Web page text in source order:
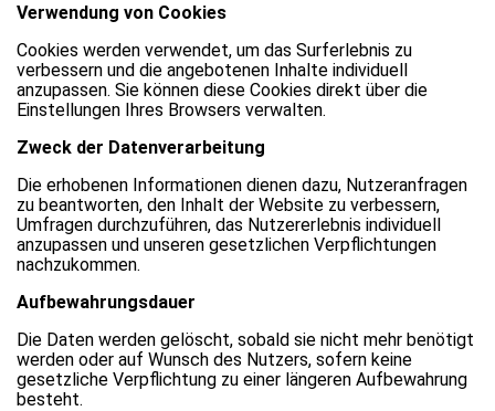
Verwendung von Cookies
Cookies werden verwendet, um das Surferlebnis zu
verbessern und die angebotenen Inhalte individuell
anzupassen. Sie können diese Cookies direkt über die
Einstellungen Ihres Browsers verwalten.
Zweck der Datenverarbeitung
Die erhobenen Informationen dienen dazu, Nutzeranfragen
zu beantworten, den Inhalt der Website zu verbessern,
Umfragen durchzuführen, das Nutzererlebnis individuell
anzupassen und unseren gesetzlichen Verpflichtungen
nachzukommen.
Aufbewahrungsdauer
Die Daten werden gelöscht, sobald sie nicht mehr benötigt
werden oder auf Wunsch des Nutzers, sofern keine
gesetzliche Verpflichtung zu einer längeren Aufbewahrung
besteht.